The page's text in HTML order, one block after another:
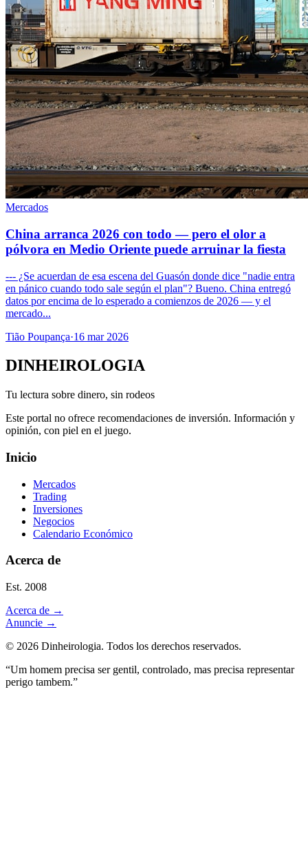
Mercados
China arranca 2026 con todo — pero el olor a
pólvora en Medio Oriente puede arruinar la fiesta
--- ¿Se acuerdan de esa escena del Guasón donde dice "nadie entra
en pánico cuando todo sale según el plan"? Bueno. China entregó
datos por encima de lo esperado a comienzos de 2026 — y el
mercado...
Tião Poupança·16 mar 2026
DINHEIROLOGIA
Tu lectura sobre dinero, sin rodeos
Este portal no ofrece recomendaciones de inversión. Información y
opinión, con piel en el juego.
Inicio
Mercados
Trading
Inversiones
Negocios
Calendario Económico
Acerca de
Est. 2008
Acerca de →
Anuncie →
© 2026 Dinheirologia. Todos los derechos reservados.
“Um homem precisa ser gentil, controlado, mas precisa representar
perigo tambem.”